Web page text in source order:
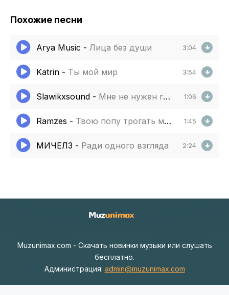
Похожие песни
Arya Music - Лица без души 3:04
Katrin - Ты мой мир 3:54
Slawikxsound - Мне не нужен глянец 1:06
Ramzes - Твою попу трогать можно только мне 1:45
МИЧЕЛЗ - Ради одного взгляда 2:24
Muzunimax.com - Скачать новинки музыки или слушать
бесплатно.
Администрация: admin@muzunimax.com